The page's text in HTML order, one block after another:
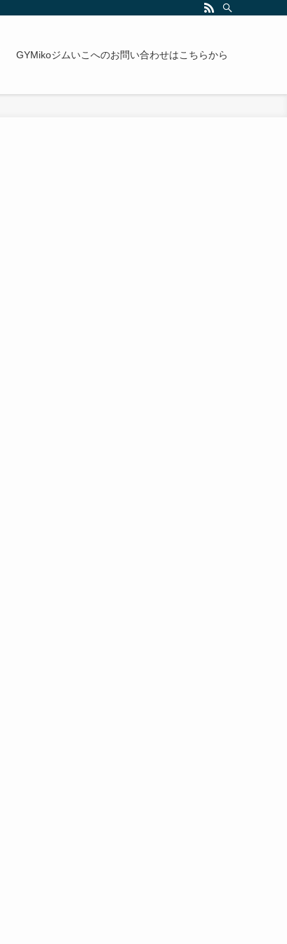
GYMikoジムいこへのお問い合わせはこちらから